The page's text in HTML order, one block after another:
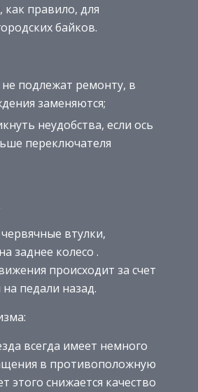
как правило, для
байков.
подлежат ремонту, в
заменяются;
неудобства, если ось
переключателя
втулки,
заднее колесо .
происходит за счет
педали назад.
всегда имеет немного
в противоположную
этого снижается качество